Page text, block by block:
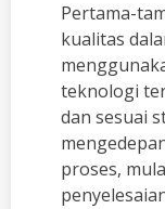
Pertama-
kualitas
teknologi
dan sesuai
proses,